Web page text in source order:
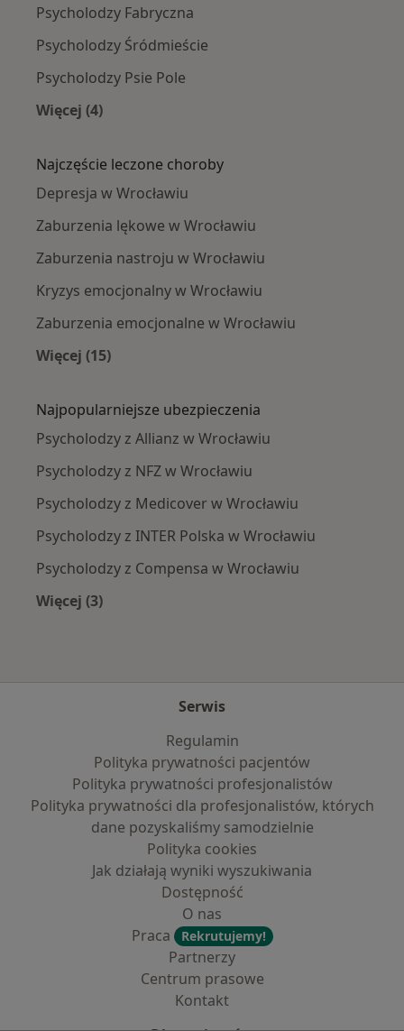
Psycholodzy Fabryczna
Psycholodzy Śródmieście
Psycholodzy Psie Pole
Więcej (4)
Najczęście leczone choroby
Depresja w Wrocławiu
Zaburzenia lękowe w Wrocławiu
Zaburzenia nastroju w Wrocławiu
Kryzys emocjonalny w Wrocławiu
Zaburzenia emocjonalne w Wrocławiu
Więcej (15)
Najpopularniejsze ubezpieczenia
Psycholodzy z Allianz w Wrocławiu
Psycholodzy z NFZ w Wrocławiu
Psycholodzy z Medicover w Wrocławiu
Psycholodzy z INTER Polska w Wrocławiu
Psycholodzy z Compensa w Wrocławiu
Więcej (3)
Serwis
Regulamin
Polityka prywatności pacjentów
Polityka prywatności profesjonalistów
Polityka prywatności dla profesjonalistów, których
dane pozyskaliśmy samodzielnie
Polityka cookies
Jak działają wyniki wyszukiwania
Dostępność
O nas
Praca
Rekrutujemy!
Partnerzy
Centrum prasowe
Kontakt